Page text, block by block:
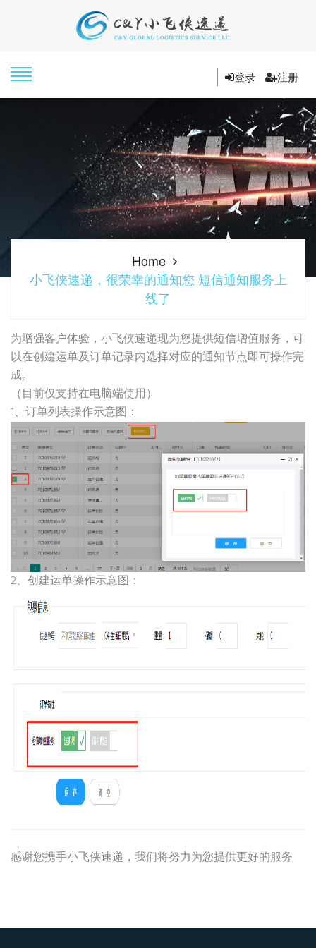
登录 注册
Home
小飞侠速递，很荣幸的通知您 短信通知服务上
线了
为增强客户体验，小飞侠速递现为您提供短信增值服务，可
以在创建运单及订单记录内选择对应的通知节点即可操作完
成。
（目前仅支持在电脑端使用）
1、订单列表操作示意图：
2、创建运单操作示意图：
感谢您携手小飞侠速递，我们将努力为您提供更好的服务